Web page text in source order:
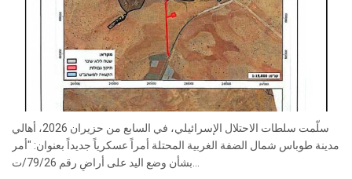
سلّمت سلطات الاحتلال الإسرائيلي، في السابع من حزيران 2026، أهالي
مدينة طوباس شمال الضفة الغربية المحتلة أمراً عسكرياً جديداً بعنوان: "أمر
بشأن وضع اليد على أراضٍ رقم 79/26/ت...